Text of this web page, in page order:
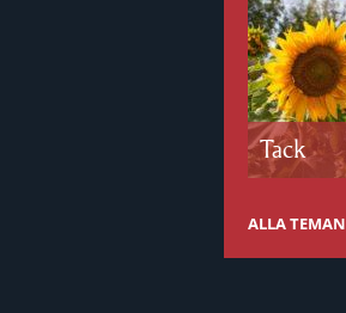
Tack
ALLA TEMAN